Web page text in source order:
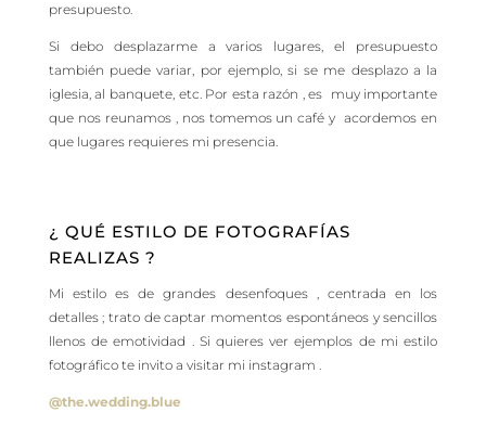
presupuesto.
Si debo desplazarme a varios lugares, el presupuesto
también puede variar, por ejemplo, si se me desplazo a la
iglesia, al banquete, etc. Por esta razón , es muy importante
que nos reunamos , nos tomemos un café y acordemos en
que lugares requieres mi presencia.
¿ QUÉ ESTILO DE FOTOGRAFÍAS
REALIZAS ?
Mi estilo es de grandes desenfoques , centrada en los
detalles ; trato de captar momentos espontáneos y sencillos
llenos de emotividad . Si quieres ver ejemplos de mi estilo
fotográfico te invito a visitar mi instagram .
@the.wedding.blue